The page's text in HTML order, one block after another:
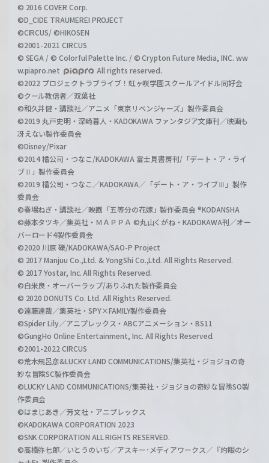
© 2016 COVER Corp.
©D_CIDE TRAUMEREI PROJECT
©CIRCUS/ ©HIKOSEN
©2001-2021 CIRCUS
© SEGA / © Colorful Palette Inc. / © Crypton Future Media, INC. ww
w.piapro.net
All rights reserved.
©2022 プロジェクトラブライブ！虹ヶ咲学園スクールアイドル同好会
©クール教信者／双葉社
©和久井健・講談社／アニメ「東京リベンジャーズ」製作委員会
©2019 丸戸史明・深崎暮人・KADOKAWA ファンタジア文庫刊／映画も
冴えない製作委員会
©Disney/Pixar
©2014 橘公司・つなこ/KADOKAWA 富士見書房刊/「デート・ア・ライ
ブⅡ」製作委員会
©2019 橘公司・つなこ／KADOKAWA／「デート・ア・ライブⅢ」製作
委員会
©春場ねぎ・講談社／映画「五等分の花嫁」製作委員会 ®KODANSHA
©藤本タツキ／集英社・ＭＡＰＰＡ ©丸山くがね・KADOKAWA刊／オー
バーロード4製作委員会
©2020 川原 礫/KADOKAWA/SAO-P Project
© 2017 Manjuu Co.,Ltd. & YongShi Co.,Ltd. All Rights Reserved.
© 2017 Yostar, Inc. All Rights Reserved.
©白米良・オーバーラップ/ありふれた製作委員会
© 2020 DONUTS Co. Ltd. All Rights Reserved.
©遠藤達哉／集英社・SPY×FAMILY製作委員会
©Spider Lily／アニプレックス・ABCアニメーション・BS11
©GungHo Online Entertainment, Inc. All Rights Reserved.
©2001-2022 CIRCUS
©荒木飛呂彦&LUCKY LAND COMMUNICATIONS/集英社・ジョジョの奇
妙な冒険SC製作委員会
©LUCKY LAND COMMUNICATIONS/集英社・ジョジョの奇妙な冒険SO製
作委員会
©はまじあき／芳文社・アニプレックス
©KADOKAWA CORPORATION 2023
©SNK CORPORATION ALL RIGHTS RESERVED.
©高橋弥七郎／いとうのいぢ／アスキー･メディアワークス／『灼眼のシ